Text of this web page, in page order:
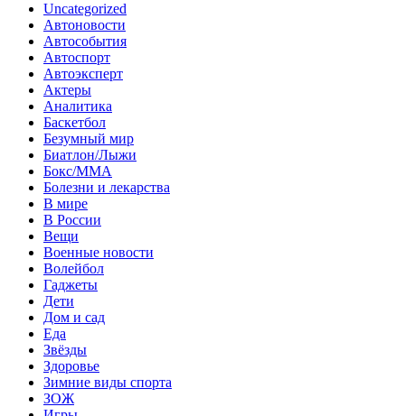
Uncategorized
Автоновости
Автособытия
Автоспорт
Автоэксперт
Актеры
Аналитика
Баскетбол
Безумный мир
Биатлон/Лыжи
Бокс/MMA
Болезни и лекарства
В мире
В России
Вещи
Военные новости
Волейбол
Гаджеты
Дети
Дом и сад
Еда
Звёзды
Здоровье
Зимние виды спорта
ЗОЖ